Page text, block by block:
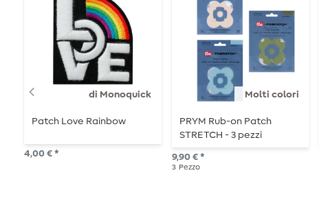
di Monoquick
Patch Love Rainbow
4,00 € *
Molti colori
PRYM Rub-on Patch
STRETCH - 3 pezzi
9,90 € *
3 Pezzo